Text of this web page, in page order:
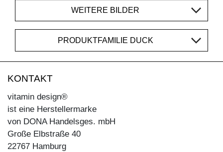
WEITERE BILDER
PRODUKTFAMILIE DUCK
KONTAKT
vitamin design®
ist eine Herstellermarke
von DONA Handelsges. mbH
Große Elbstraße 40
22767 Hamburg